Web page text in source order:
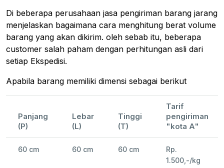
Di beberapa perusahaan jasa pengiriman barang jarang
menjelaskan bagaimana cara menghitung berat volume
barang yang akan dikirim. oleh sebab itu, beberapa
customer salah paham dengan perhitungan asli dari
setiap Ekspedisi.
Apabila barang memiliki dimensi sebagai berikut
Panjang
(P)
Lebar
(L)
Tinggi
(T)
Tarif
pengiriman
"kota A"
60 cm 60 cm 60 cm
Rp.
1.500,-/kg